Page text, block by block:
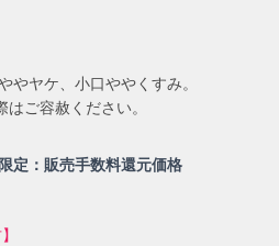
やヤケ、小口ややくすみ。
ご容赦ください。
定：販売手数料還元価格